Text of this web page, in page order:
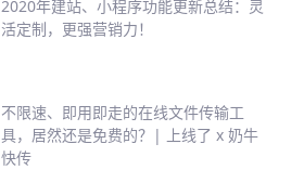
2020年建站、小程序功能更新总结：灵
活定制，更强营销力！
不限速、即用即走的在线文件传输工
具，居然还是免费的？| 上线了 x 奶牛
快传